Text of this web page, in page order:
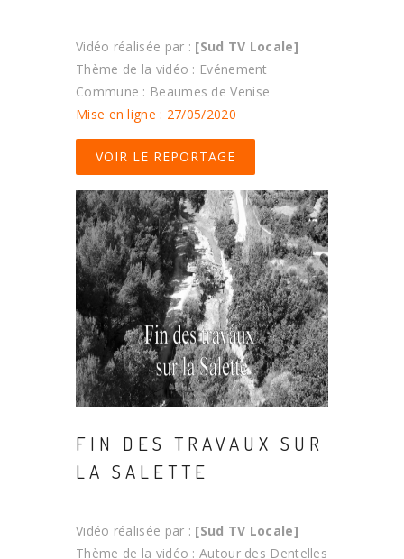
Vidéo réalisée par : [Sud TV Locale]
Thème de la vidéo : Evénement
Commune : Beaumes de Venise
Mise en ligne : 27/05/2020
VOIR LE REPORTAGE
FIN DES TRAVAUX SUR
LA SALETTE
Vidéo réalisée par : [Sud TV Locale]
Thème de la vidéo : Autour des Dentelles